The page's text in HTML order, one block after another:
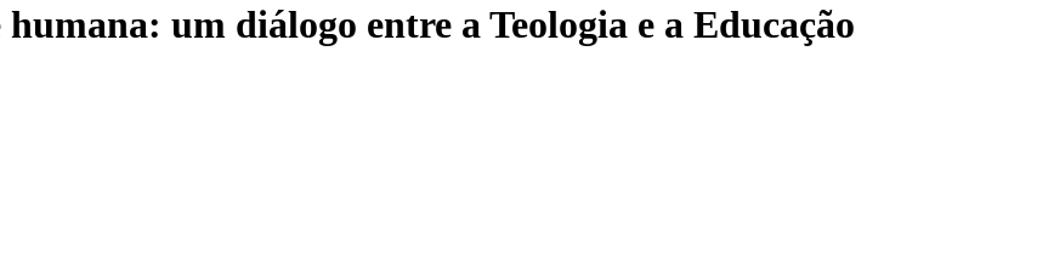
um diálogo entre a Teologia e a Educação